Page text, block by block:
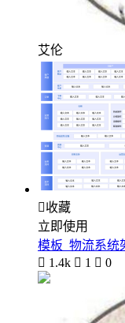
艾伦
收藏
立即使用
模板_物流系统
 1.4k  1  0